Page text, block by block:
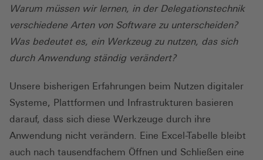
Warum müssen wir lernen, in der Delegationstechnik
verschiedene Arten von Software zu unterscheiden?
Was bedeutet es, ein Werkzeug zu nutzen, das sich
durch Anwendung ständig verändert?
Unsere bisherigen Erfahrungen beim Nutzen digitaler
Systeme, Plattformen und Infrastrukturen basieren
darauf, dass sich diese Werkzeuge durch ihre
Anwendung nicht verändern. Eine Excel-Tabelle bleibt
auch nach tausendfachem Öffnen und Schließen eine